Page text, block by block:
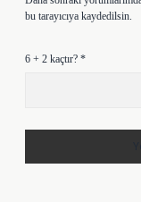
bu tarayıcıya kaydedilsin.
6 + 2 kaçtır? *